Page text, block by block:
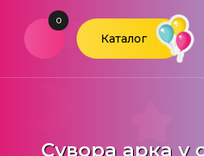
0
Каталог
Сувора арка у